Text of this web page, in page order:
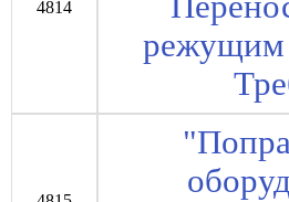
4814
режущим